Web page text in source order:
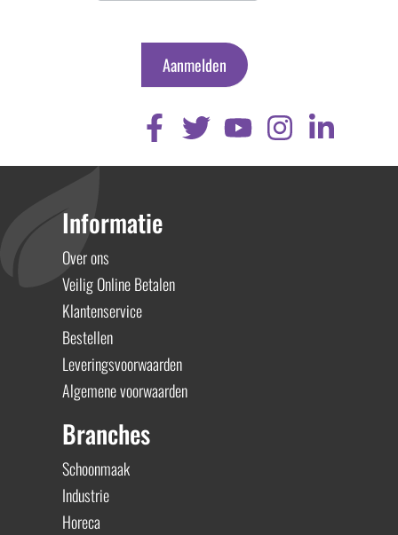
Aanmelden
Informatie
Over ons
Veilig Online Betalen
Klantenservice
Bestellen
Leveringsvoorwaarden
Algemene voorwaarden
Branches
Schoonmaak
Industrie
Horeca